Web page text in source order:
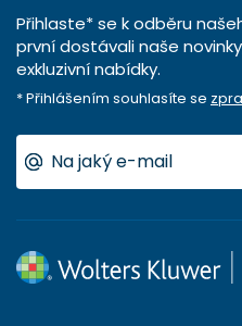
Přihlaste* se k odběru
první dostávali naše
exkluzivní nabídky.
* Přihlášením souhlasíte se